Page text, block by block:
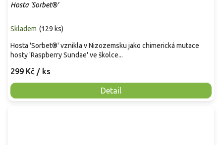
Hosta 'Sorbet®'
Skladem (129 ks)
299 Kč / ks
Detail
Hosta 'Sorbet®' vznikla v Nizozemsku jako chimerická mutace
hosty 'Raspberry Sundae' ve školce...